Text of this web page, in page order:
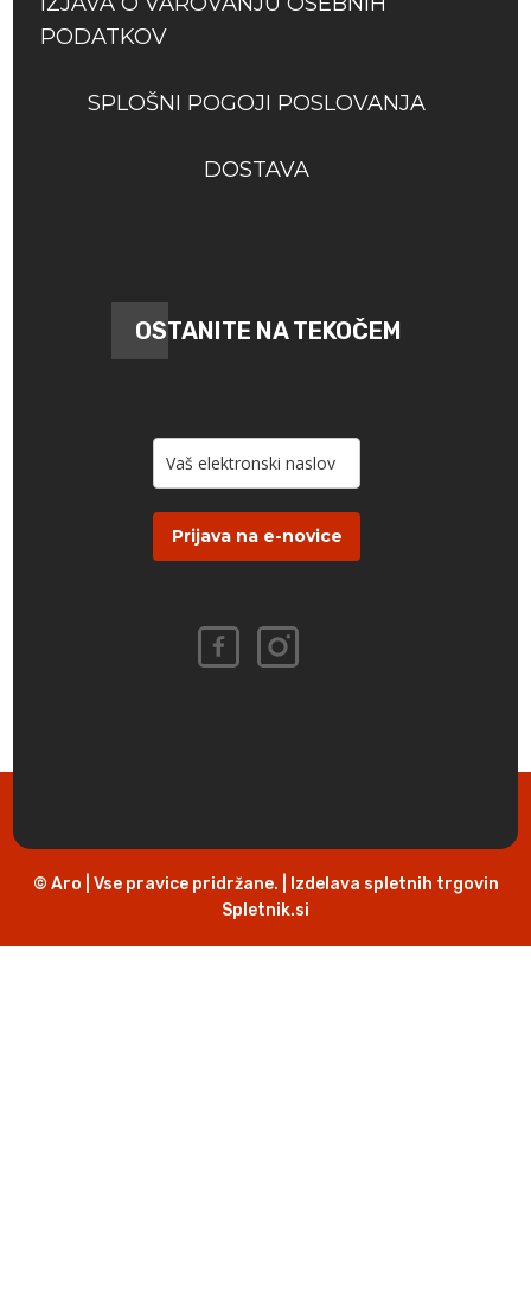
PODATKOV
SPLOŠNI POGOJI POSLOVANJA
DOSTAVA
OSTANITE NA TEKOČEM
Prijava na e-novice
© Aro | Vse pravice pridržane. | Izdelava spletnih trgovin
Spletnik.si